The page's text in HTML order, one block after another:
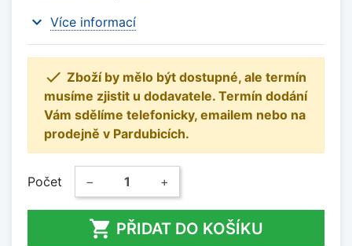
expand_more Více informací
 Zboží by mělo být dostupné, ale termín
musíme zjistit u dodavatele. Termín dodání
Vám sdělíme telefonicky, emailem nebo na
prodejně v Pardubicích.
Počet − +
 PŘIDAT DO KOŠÍKU